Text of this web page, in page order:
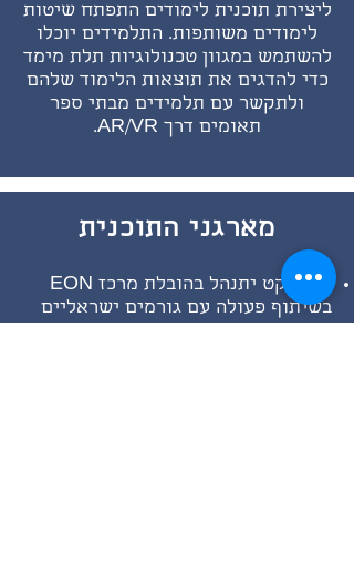
ליצירת תוכנית לימודים התפתח שיטות
לימודים משותפות. התלמידים יוכלו
להשתמש במגוון טכנולוגיות תלת מימד
כדי להדגים את תוצאות הלימוד שלהם
ולתקשר עם תלמידים מבתי ספר
תאומים דרך AR/VR.
מארגני התוכנית
הפרויקט יתנהל בהובלת מרכז EON
בשיתוף פעולה עם גורמים ישראליים